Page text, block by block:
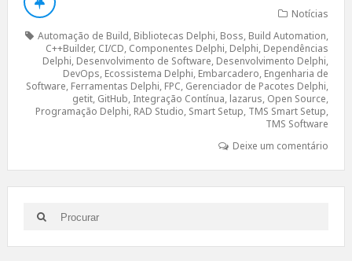
Notícias
Automação de Build, Bibliotecas Delphi, Boss, Build Automation,
C++Builder, CI/CD, Componentes Delphi, Delphi, Dependências
Delphi, Desenvolvimento de Software, Desenvolvimento Delphi,
DevOps, Ecossistema Delphi, Embarcadero, Engenharia de
Software, Ferramentas Delphi, FPC, Gerenciador de Pacotes Delphi,
getit, GitHub, Integração Contínua, lazarus, Open Source,
Programação Delphi, RAD Studio, Smart Setup, TMS Smart Setup,
TMS Software
Deixe um comentário
Search
for:
Search